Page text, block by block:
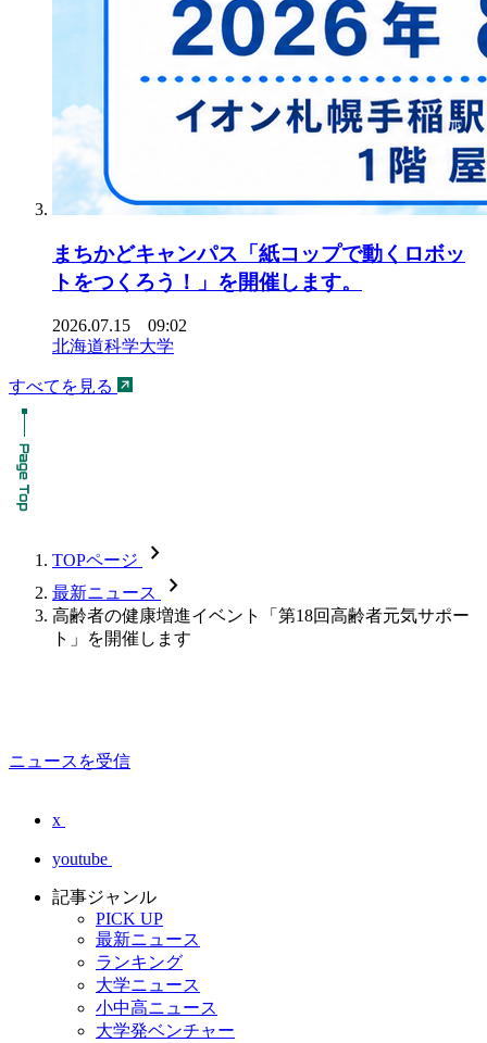
まちかどキャンパス「紙コップで動くロボッ
トをつくろう！」を開催します。
2026.07.15 09:02
北海道科学大学
すべてを見る
TOPページ chevron_forward
最新ニュース chevron_forward
高齢者の健康増進イベント「第18回高齢者元気サポー
ト」を開催します
ニュースを受信
x
youtube
記事ジャンル
PICK UP
最新ニュース
ランキング
大学ニュース
小中高ニュース
大学発ベンチャー